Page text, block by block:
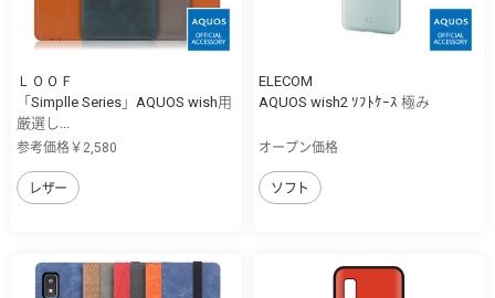
ＬＯＯＦ
「Simplle Series」AQUOS wish用
厳選し...
参考価格￥2,580
レザー
ELECOM
AQUOS wish2 ｿﾌﾄｹｰｽ 極み
オープン価格
ソフト